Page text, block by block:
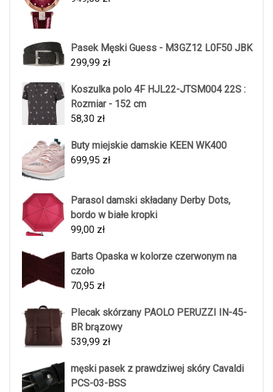
Pasek Męski Guess - M3GZ12 L0F50 JBK
299,99 zł
Koszulka polo 4F HJL22-JTSM004 22S :
Rozmiar - 152 cm
58,30 zł
Buty miejskie damskie KEEN WK400
699,95 zł
Parasol damski składany Derby Dots,
bordo w białe kropki
99,00 zł
Barts Opaska w kolorze czerwonym na
czoło
70,95 zł
Plecak skórzany PAOLO PERUZZI IN-45-
BR brązowy
539,99 zł
męski pasek z prawdziwej skóry Cavaldi
PCS-03-BSS